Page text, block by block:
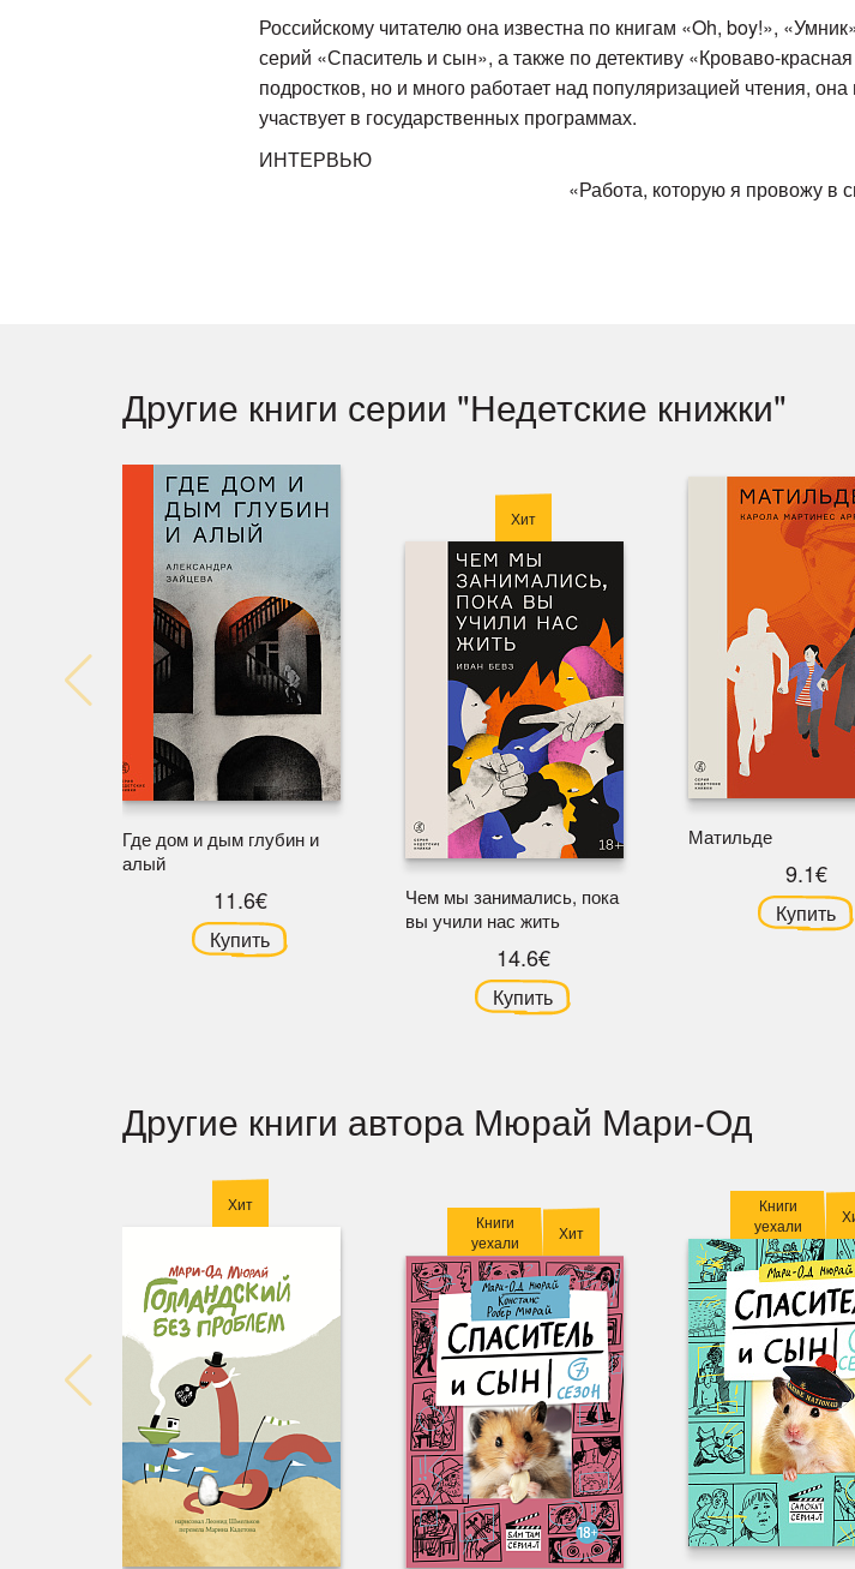
Российскому читателю она известна по книгам «Oh, boy!»,
серий «Спаситель и сын», а также по детективу «Кроваво-
подростков, но и много работает над популяризацией чтения,
участвует в государственных программах.
ИНТЕРВЬЮ
«Работа, которую я провожу в
Другие книги серии "Недетские книжки"
Где дом и дым глубин и
алый
11.6€
Купить
Хит
Чем мы занимались, пока
вы учили нас жить
14.6€
Купить
Матильде
9.1€
Купить
Другие книги автора Мюрай Мари-Од
Хит
Книги
уехали
Хит
Книги
уехали